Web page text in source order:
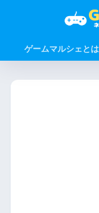
ゲームマルシェとは